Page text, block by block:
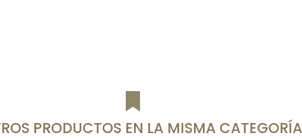
PRODUCTOS EN LA MISMA